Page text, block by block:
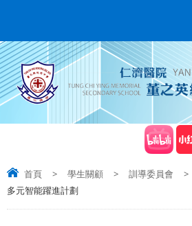
首頁 > 學生關顧 > 訓導委員會 >
多元智能躍進計劃